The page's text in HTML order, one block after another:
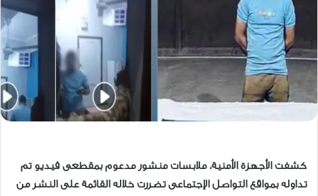
كشفت الأجهزة الأمنية، ملابسات منشور مدعوم بمقطعى فيديو تم
تداوله بمواقع التواصل الإجتماعى تضررت خلاله القائمة على النشر من